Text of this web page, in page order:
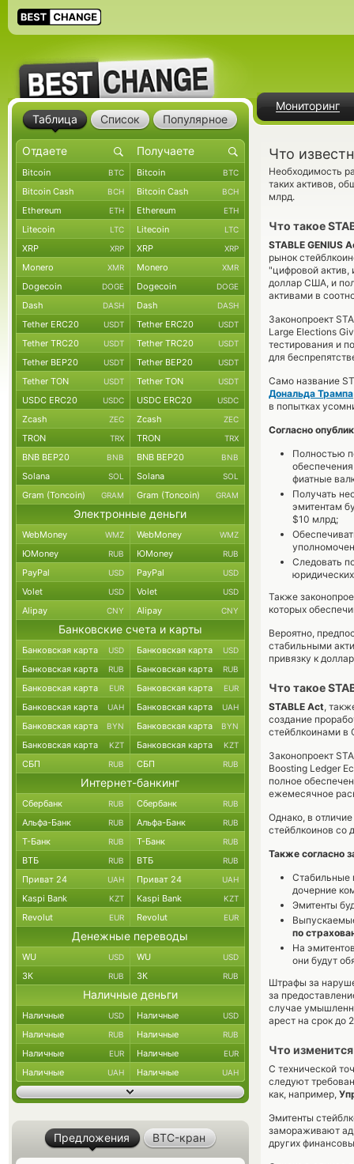
Мониторинг
Что
Необходимость
таких активов,
млрд.
Что такое
STABLE GENIUS
рынок
"цифровой актив,
доллар США, и
активами в
Законопроект
Large Elections
тестирования и
для
Само название
Дональда Трампа
в попытках
Согласно
Полностью
фиатные
Получать
эмитентам
$10 млрд;
Следовать
Также
которых
Вероятно,
стабильными
привязку к
Что такое
STABLE Act,
создание
стейблкоинами
Законопроект
Boosting Ledger
полное
ежемесячное
Однако, в
стейблкоинов со
Также согласно
Стабильные
дочерние
Эмитенты
по
На
они будут
Штрафы за
за
случае
арест на срок до
Что
С технической
следуют
как, например,
Эмитенты
замораживают
других
Таблица Список Популярное
Bitcoin BTC Bitcoin BTC
Bitcoin Cash BCH Bitcoin Cash BCH
Ethereum ETH Ethereum ETH
Litecoin LTC Litecoin LTC
XRP XRP XRP XRP
Monero XMR Monero XMR
Dogecoin DOGE Dogecoin DOGE
Dash DASH Dash DASH
Tether ERC20 USDT Tether ERC20 USDT
Tether TRC20 USDT Tether TRC20 USDT
Tether BEP20 USDT Tether BEP20 USDT
Tether TON USDT Tether TON USDT
USDC ERC20 USDC USDC ERC20 USDC
Zcash ZEC Zcash ZEC
TRON TRX TRON TRX
BNB BEP20 BNB BNB BEP20 BNB
Solana SOL Solana SOL
Gram (Toncoin) GRAM Gram (Toncoin) GRAM
Электронные деньги
WebMoney WMZ WebMoney WMZ
ЮMoney RUB ЮMoney RUB
PayPal USD PayPal USD
Volet USD Volet USD
Alipay CNY Alipay CNY
Банковские счета и карты
Банковская карта USD Банковская карта USD
Банковская карта RUB Банковская карта RUB
Банковская карта EUR Банковская карта EUR
Банковская карта UAH Банковская карта UAH
Банковская карта BYN Банковская карта BYN
Банковская карта KZT Банковская карта KZT
СБП RUB СБП RUB
Интернет-банкинг
Сбербанк RUB Сбербанк RUB
Альфа-Банк RUB Альфа-Банк RUB
Т-Банк RUB Т-Банк RUB
ВТБ RUB ВТБ RUB
Приват 24 UAH Приват 24 UAH
Kaspi Bank KZT Kaspi Bank KZT
Revolut EUR Revolut EUR
Денежные переводы
WU USD WU USD
ЗК RUB ЗК RUB
Наличные деньги
Наличные USD Наличные USD
Наличные RUB Наличные RUB
Наличные EUR Наличные EUR
Наличные UAH Наличные UAH
Предложения BTC-кран